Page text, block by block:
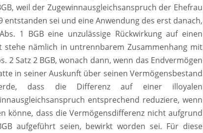
weil der Zugewinnausgleichsanspruch der Ehefrau
sei und eine Anwendung des erst danach,
1 BGB eine unzulässige Rückwirkung auf einen
stehe nämlich in untrennbarem Zusammenhang mit
2 Satz 2 BGB, wonach dann, wenn das Endvermögen
in seiner Auskunft über seinen Vermögensbestand
dass die Differenz auf einer illoyalen
entsprechend reduziere, wenn
könne, dass die Vermögensdifferenz nicht aufgrund
aufgeführt seien, bewirkt worden sei. Für diese